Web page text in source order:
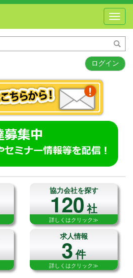
ログイン
協力会社を探す
120社
詳しくはクリック≫
求人情報
3件
詳しくはクリック≫